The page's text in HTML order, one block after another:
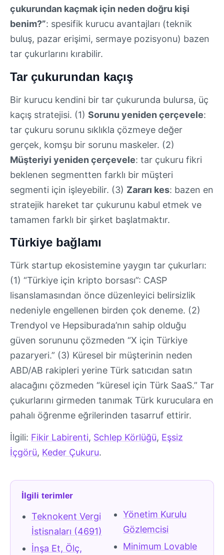
çukurundan kaçmak için neden doğru kişi
benim?”: spesifik kurucu avantajları (teknik
buluş, pazar erişimi, sermaye pozisyonu) bazen
tar çukurlarını kırabilir.
Tar çukurundan kaçış
Bir kurucu kendini bir tar çukurunda bulursa, üç
kaçış stratejisi. (1) Sorunu yeniden çerçevele:
tar çukuru sorunu sıklıkla çözmeye değer
gerçek, komşu bir sorunu maskeler. (2)
Müşteriyi yeniden çerçevele: tar çukuru fikri
beklenen segmentten farklı bir müşteri
segmenti için işleyebilir. (3) Zararı kes: bazen en
stratejik hareket tar çukurunu kabul etmek ve
tamamen farklı bir şirket başlatmaktır.
Türkiye bağlamı
Türk startup ekosistemine yaygın tar çukurları:
(1) “Türkiye için kripto borsası”: CASP
lisanslamasından önce düzenleyici belirsizlik
nedeniyle engellenen birden çok deneme. (2)
Trendyol ve Hepsiburada’nın sahip olduğu
güven sorununu çözmeden “X için Türkiye
pazaryeri.” (3) Küresel bir müşterinin neden
ABD/AB rakipleri yerine Türk satıcıdan satın
alacağını çözmeden “küresel için Türk SaaS.” Tar
çukurlarını girmeden tanımak Türk kuruculara en
pahalı öğrenme eğrilerinden tasarruf ettirir.
İlgili: Fikir Labirenti, Schlep Körlüğü, Eşsiz
İçgörü, Keder Çukuru.
İlgili terimler
Teknokent Vergi
İstisnaları (4691)
İnşa Et, Ölç,
Yönetim Kurulu
Gözlemcisi
Minimum Lovable